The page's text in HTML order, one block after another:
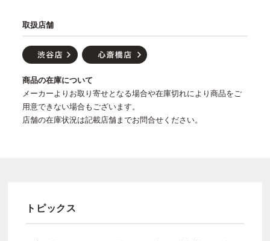
取扱店舗
商品の在庫について
メーカーよりお取り寄せとなる場合や在庫切れにより商品をご
用意できない場合もございます。
店舗の在庫状況は記載店舗までお問合せください。
トピックス